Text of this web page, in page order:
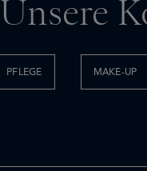
Unsere
PFLEGE MAKE-UP